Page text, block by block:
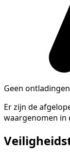
Geen
Er zijn de
waargenomen in